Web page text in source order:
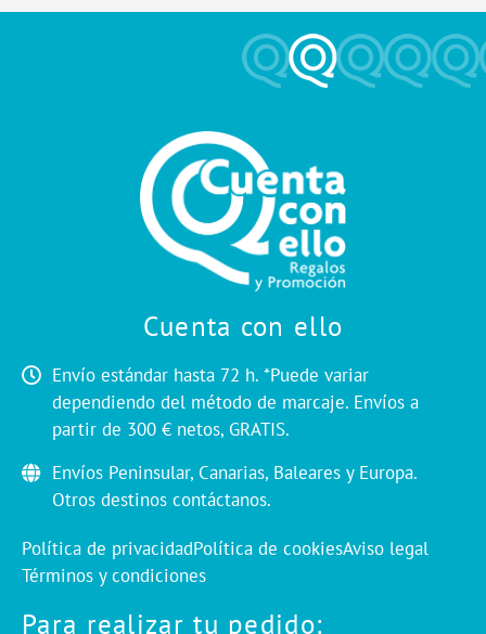
Cuenta con ello
Envío estándar hasta 72 h. *Puede variar
dependiendo del método de marcaje. Envíos a
partir de 300 € netos, GRATIS.
Envíos Peninsular, Canarias, Baleares y Europa.
Otros destinos contáctanos.
Política de privacidadPolítica de cookiesAviso legal
Términos y condiciones
Para realizar tu pedido: